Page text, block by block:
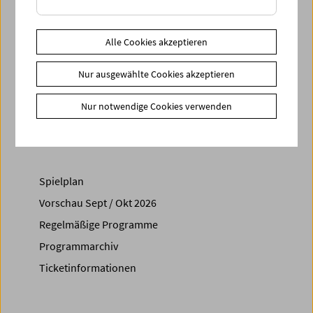
Musik interpretieren, geleitet von der Komponistin selbst.
Weitere Informationen unter www.theater-wien.at
Share on
Spielplan
Vorschau Sept / Okt 2026
Regelmäßige Programme
Programmarchiv
Ticketinformationen
Alle Cookies akzeptieren
Nur ausgewählte Cookies akzeptieren
Nur notwendige Cookies verwenden